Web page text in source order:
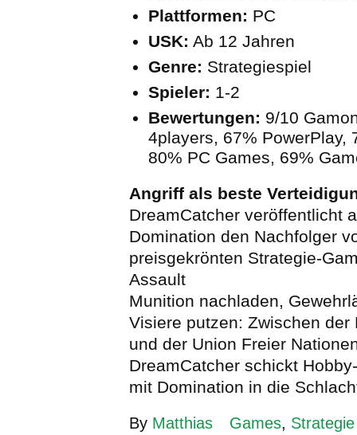
Plattformen: PC
USK: Ab 12 Jahren
Genre: Strategiespiel
Spieler: 1-2
Bewertungen: 9/10
4players, 67% PowerPlay,
80% PC Games, 69%
Angriff als beste
DreamCatcher veröffentlicht
Domination den Nachfolger
preisgekrönten Strategie-
Assault
Munition nachladen,
Visiere putzen: Zwischen der
und der Union Freier
DreamCatcher schickt
mit Domination in die
By Matthias Games, Strategie